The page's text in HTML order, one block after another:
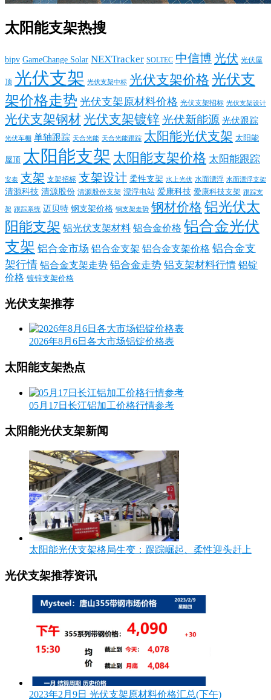
太阳能支架热搜
bipv GameChange Solar NEXTracker SOLTEC 中信博光伏 光伏屋
顶 光伏支架 光伏支架中标 光伏支架价格 光伏支
架价格走势 光伏支架原材料价格 光伏支架招标 光伏支架设计
光伏支架钢材光伏支架镀锌光伏新能源 光伏跟踪
光伏车棚 单轴跟踪 天合光能 天合光能跟踪 太阳能光伏支架 太阳能
屋顶 太阳能支架 太阳能支架价格 太阳能跟踪
安泰 支架 支架招标 支架设计 柔性支架 水上光伏 水面漂浮 水面漂浮支架
清源科技 清源股份 清源股份支架 漂浮电站 爱康科技 爱康科技支架 跟踪支
架 跟踪系统 迈贝特 钢支架价格 钢支架走势 钢材价格 铝光伏太
阳能支架 铝光伏支架材料 铝合金价格 铝合金光伏
支架 铝合金市场 铝合金支架 铝合金支架价格 铝合金支
架行情 铝合金支架走势 铝合金走势 铝支架材料行情 铝锭
价格 镀锌支架价格
光伏支架推荐
2026年8月6日各大市场铝锭价格表
太阳能支架热点
05月17日长江铝加工价格行情参考
太阳能光伏支架新闻
太阳能光伏支架格局生变：跟踪崛起、柔性迎头赶上
光伏支架推荐资讯
2023年2月9日 光伏支架原材料价格汇总(下午)